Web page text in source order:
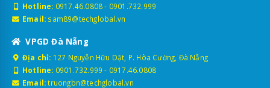
Hotline: 0917.46.0808- 0901.732.999
Email: sam89@techglobal.vn
VPGD Đà Nẵng
Địa chỉ: 127 Nguyễn Hữu Dật, P. Hòa Cường, Đà Nẵng
Hotline: 0901.732.999 - 0917.46.0808
Email: truongbn@techglobal.vn